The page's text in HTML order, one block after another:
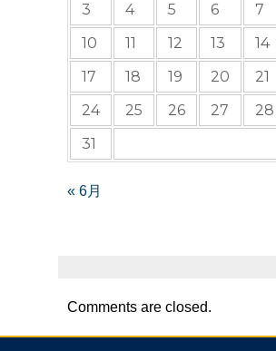
3
4 5 6 7
10
11 12 13 14
17
18 19 20 21
24
25 26 27 28
31
« 6月
Comments are closed.